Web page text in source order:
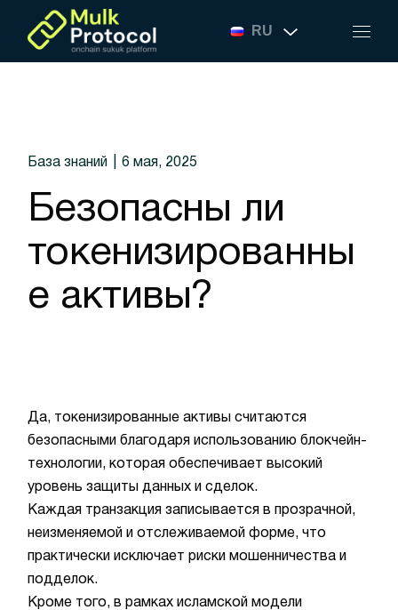
content
RU
База знаний 6 мая, 2025
Безопасны ли
токенизированны
е активы?
Да, токенизированные активы считаются
безопасными благодаря использованию блокчейн-
технологии, которая обеспечивает высокий
уровень защиты данных и сделок.
Каждая транзакция записывается в прозрачной,
неизменяемой и отслеживаемой форме, что
практически исключает риски мошенничества и
подделок.
Кроме того, в рамках исламской модели